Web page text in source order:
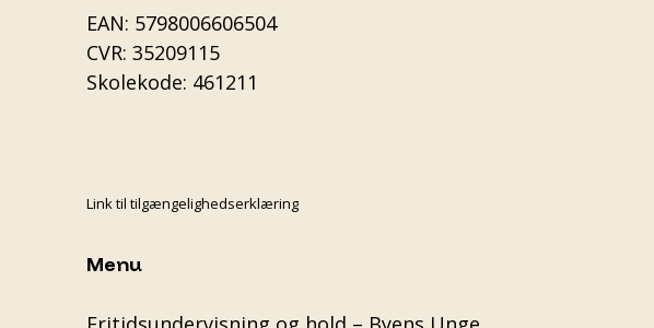
EAN: 5798006606504
CVR: 35209115
Skolekode: 461211
Link til tilgængelighedserklæring
Menu